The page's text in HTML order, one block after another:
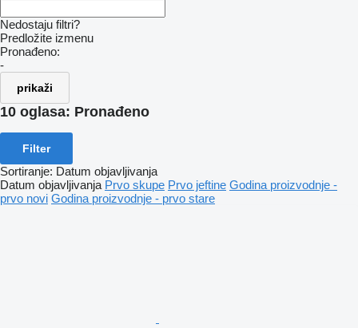
Nedostaju filtri?
Predložite izmenu
Pronađeno:
-
prikaži
10 oglasa: Pronađeno
Filter
Sortiranje: Datum objavljivanja
Datum objavljivanja Prvo skupe Prvo jeftine Godina proizvodnje -
prvo novi Godina proizvodnje - prvo stare